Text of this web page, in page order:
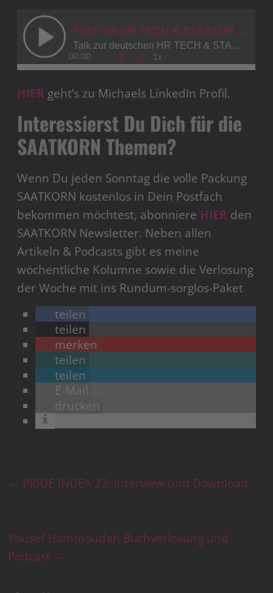
HIER geht’s zu Michaels LinkedIn Profil.
Interessierst Du Dich für die
SAATKORN Themen?
Wenn Du jeden Sonntag die volle Packung
SAATKORN kostenlos in Dein Postfach
bekommen möchtest, abonniere HIER den
SAATKORN Newsletter. Neben allen
Artikeln & Podcasts gibt es meine
wöchentliche Kolumne sowie die Verlosung
der Woche mit ins Rundum-sorglos-Paket
teilen
teilen
merken
teilen
teilen
E-Mail
drucken
← PRIDE INDEX 22: Interview und Download
Yousef Hammoudah Buchverlosung und
Podcast →